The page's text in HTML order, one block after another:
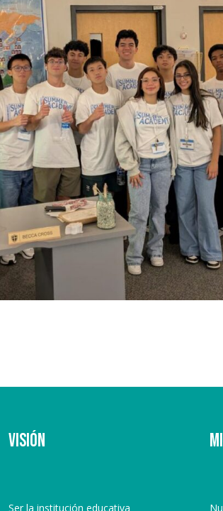
Visión
Ser la institución educativa